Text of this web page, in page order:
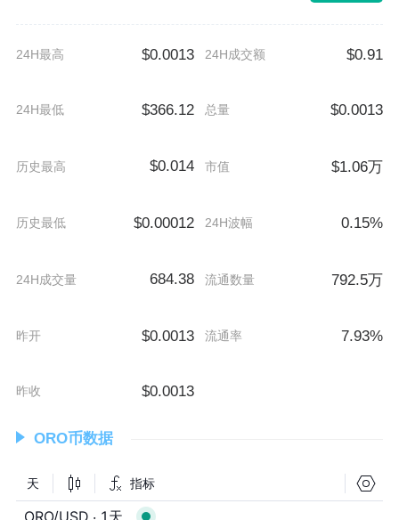
24H最高 $0.0013 24H成交额 $0.91
24H最低 $366.12 总量 $0.0013
历史最高 $0.014 市值 $1.06万
历史最低 $0.00012 24H波幅 0.15%
24H成交量 684.38 流通数量 792.5万
昨开 $0.0013 流通率 7.93%
昨收 $0.0013
ORO币数据